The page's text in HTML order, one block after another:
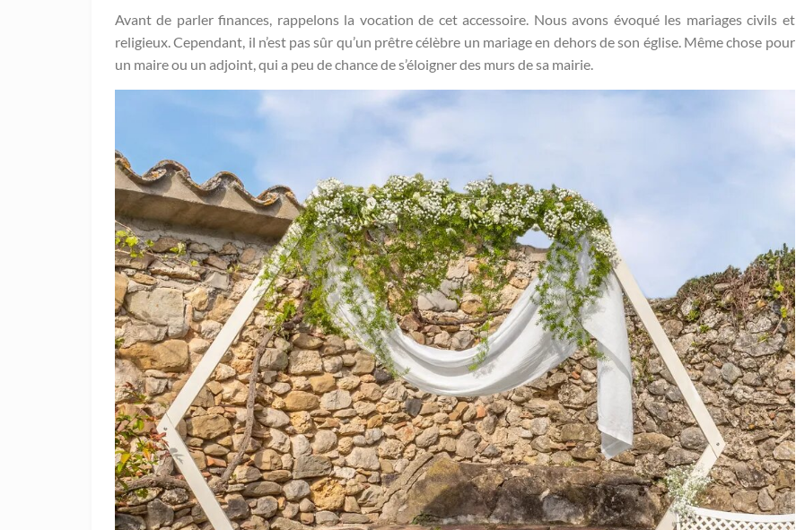
Avant de parler finances, rappelons la vocation de cet accessoire. Nous avons évoqué les mariages civils et
religieux. Cependant, il n’est pas sûr qu’un prêtre célèbre un mariage en dehors de son église. Même chose pour
un maire ou un adjoint, qui a peu de chance de s’éloigner des murs de sa mairie.